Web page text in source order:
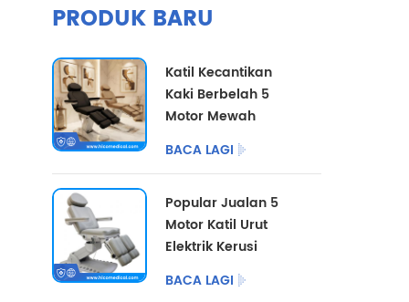
PRODUK BARU
Katil Kecantikan
Kaki Berbelah 5
Motor Mewah
dengan Pilihan
Warna Tersuai
BACA LAGI
Popular Jualan 5
Motor Katil Urut
Elektrik Kerusi
Pedikur Kosmetik
Perabot Salon Katil
BACA LAGI